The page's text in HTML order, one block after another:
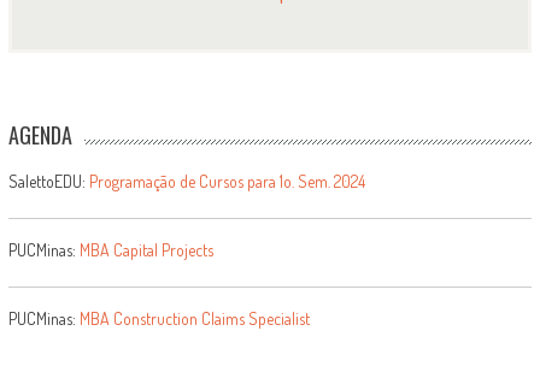
AGENDA
SalettoEDU: Programação de Cursos para 1o. Sem. 2024
PUCMinas: MBA Capital Projects
PUCMinas: MBA Construction Claims Specialist